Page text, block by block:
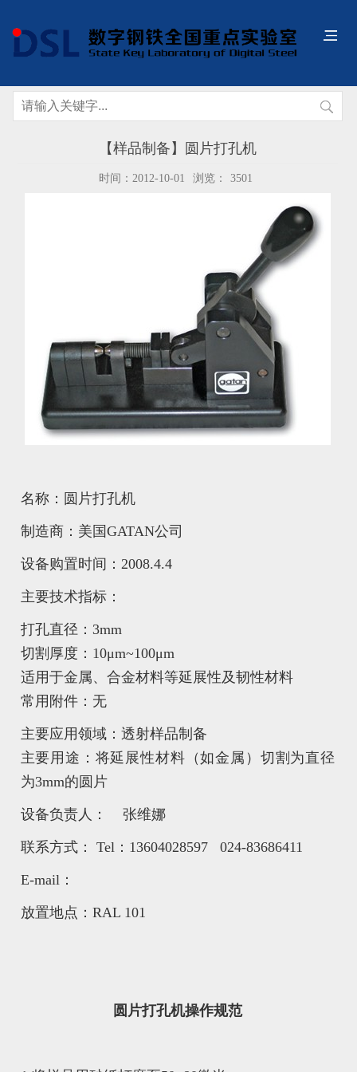
【样品制备】圆片打孔机
时间：2012-10-01 浏览： 3501
名称：圆片打孔机
制造商：美国GATAN公司
设备购置时间：2008.4.4
主要技术指标：
打孔直径：3mm
切割厚度：10μm~100μm
适用于金属、合金材料等延展性及韧性材料
常用附件：无
主要应用领域：透射样品制备
主要用途：将延展性材料（如金属）切割为直径
为3mm的圆片
设备负责人： 张维娜
联系方式： Tel：13604028597 024-83686411
E-mail：
放置地点：RAL 101
圆片打孔机操作规范